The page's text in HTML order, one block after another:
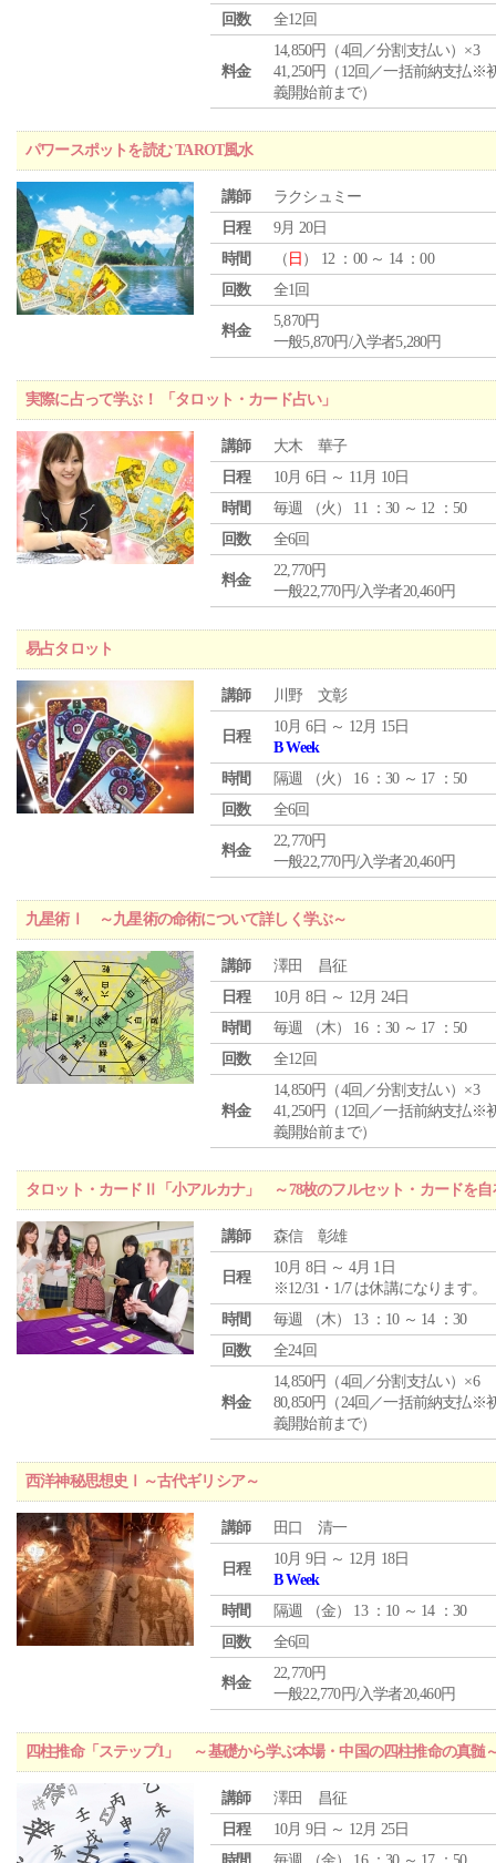
回数
全12回
料金
14,850円（4回／分割支払い）×3
41,250円（12回／一括前納支払※
義開始前まで）
パワースポットを読む TAROT風水
講師
ラクシュミー
日程
9月 20日
時間
（ 日 ） 12 ：00 ～ 14 ：00
回数
全1回
料金
5,870円
一般5,870円/入学者5,280円
実際に占って学ぶ！ 「タロット・カード占い」
講師
大木 華子
日程
10月 6日 ～ 11月 10日
時間
毎週 （火 ） 11 ：30 ～ 12 ：50
回数
全6回
料金
22,770円
一般22,770円/入学者20,460円
易占タロット
講師 川野 文彰
日程
10月 6日 ～ 12月 15日
B Week
時間
隔週 （火 ） 16 ：30 ～ 17 ：50
回数
全6回
料金
22,770円
一般22,770円/入学者20,460円
九星術Ⅰ ～九星術の命術について詳しく学ぶ～
講師
澤田 昌征
日程
10月 8日 ～ 12月 24日
時間
毎週 （木） 16 ：30 ～ 17 ：50
回数
全12回
料金
14,850円（4回／分割支払い）×3
41,250円（12回／一括前納支払※
義開始前まで）
タロット・カードⅡ「小アルカナ」 ～78枚のフルセット・カードを自
講師 森信 彰雄
日程
10月 8日 ～ 4月 1日
※12/31・1/7 は休講になります。
時間
毎週 （木） 13 ：10 ～ 14 ：30
回数
全24回
料金
14,850円（4回／分割支払い）×6
80,850円（24回／一括前納支払※
義開始前まで）
西洋神秘思想史Ⅰ～古代ギリシア～
講師 田口 清一
日程
10月 9日 ～ 12月 18日
B Week
時間
隔週 （金） 13 ：10 ～ 14 ：30
回数
全6回
料金
22,770円
一般22,770円/入学者20,460円
四柱推命「ステップ1」 ～基礎から学ぶ本場・中国の四柱推命の真髄
講師
澤田 昌征
日程
10月 9日 ～ 12月 25日